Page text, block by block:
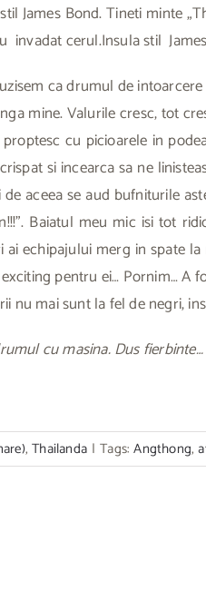
James Bond. Tineti minte
invadat cerul.Insula stil
ca drumul de
mine. Valurile cresc, tot
cu picioarele in
si incearca sa ne
aceea se aud bufniturile
Baiatul meu mic isi tot
echipajului merg in spate
pentru ei… Pornim…
nu mai sunt la fel de negri,
cu masina. Dus
,Thailanda | Tags:Angthong,